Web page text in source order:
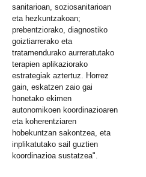
sanitarioan, soziosanitarioan
eta hezkuntzakoan;
prebentziorako, diagnostiko
goiztiarrerako eta
tratamendurako aurreratutako
terapien aplikaziorako
estrategiak aztertuz. Horrez
gain, eskatzen zaio gai
honetako ekimen
autonomikoen koordinazioaren
eta koherentziaren
hobekuntzan sakontzea, eta
inplikatutako sail guztien
koordinazioa sustatzea".